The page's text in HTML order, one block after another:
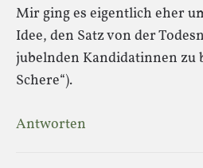
Mir ging es eigentlich eher
Idee, den Satz von der
jubelnden Kandidatinnen zu
Schere“).
Antworten